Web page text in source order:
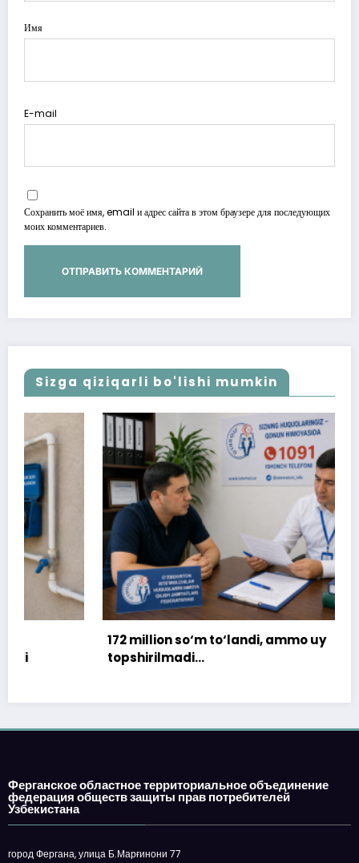
Имя
E-mail
Сохранить моё имя, email и адрес сайта в этом браузере для последующих
моих комментариев.
Sizga qiziqarli bo'lishi mumkin
172 million so‘m to‘landi, ammo uy
topshirilmadi…
Ферганское областное территориальное объединение
федерация обществ защиты прав потребителей
Узбекистана
город Фергана, улица Б.Марғинони 77